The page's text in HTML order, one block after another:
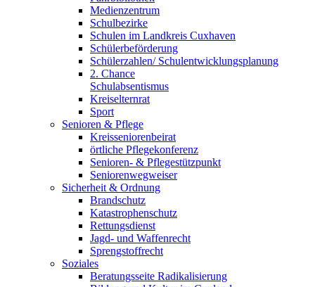
Medienzentrum
Schulbezirke
Schulen im Landkreis Cuxhaven
Schülerbeförderung
Schülerzahlen/ Schulentwicklungsplanung
2. Chance
Schulabsentismus
Kreiselternrat
Sport
Senioren & Pflege
Kreisseniorenbeirat
örtliche Pflegekonferenz
Senioren- & Pflegestützpunkt
Seniorenwegweiser
Sicherheit & Ordnung
Brandschutz
Katastrophenschutz
Rettungsdienst
Jagd- und Waffenrecht
Sprengstoffrecht
Soziales
Beratungsseite Radikalisierung